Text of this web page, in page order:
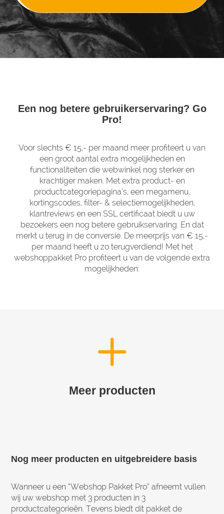
Een nog betere gebruikerservaring? Go
Pro!
Voor slechts € 15,- per maand meer profiteert u van
een groot aantal extra mogelijkheden en
functionaliteiten die webwinkel nog sterker en
krachtiger maken. Met extra product- en
productcategoriepagina’s, een megamenu,
kortingscodes, filter- & selectiemogelijkheden,
klantreviews en een SSL certificaat biedt u uw
bezoekers een nog betere gebruikservaring. En dat
merkt u terug in de conversie. De meerprijs van € 15,-
per maand heeft u zo terugverdiend! Met het
webshoppakket Pro profiteert u van de volgende extra
mogelijkheden:
Meer producten
Nog meer producten en uitgebreidere basis
Wanneer u een “Webshop Pakket Pro” afneemt vullen
wij uw webshop met 3 producten in 3
productcategorieën. Tevens biedt dit pakket de